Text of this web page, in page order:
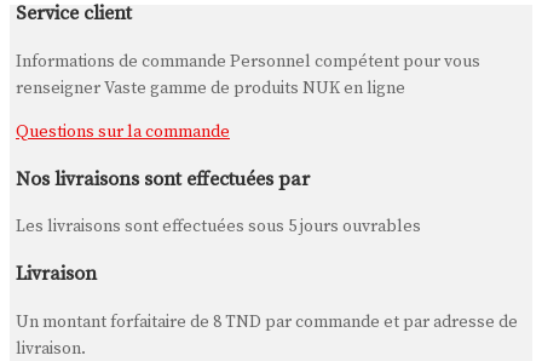
Service client
Informations de commande Personnel compétent pour vous
renseigner Vaste gamme de produits NUK en ligne
Questions sur la commande
Nos livraisons sont effectuées par
Les livraisons sont effectuées sous 5 jours ouvrables
Livraison
Un montant forfaitaire de 8 TND par commande et par adresse de
livraison.